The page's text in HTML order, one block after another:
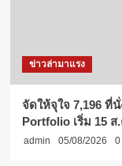
ข่าวล่ามาแรง
จัดให้จุใจ 7,196 ที่
Portfolio เริ่ม 15 ส
admin 05/08/2026 0